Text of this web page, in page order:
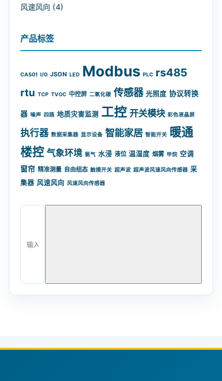
风速风向 (4)
产品标签
CAS01 I/O JSON LED Modbus PLC rs485
rtu TCP TVOC 中控屏 二氧化碳 传感器 光照度 协议转换
器 噪声 四路 地质灾害监测 工控 开关模块 彩色液晶屏
执行器 数据采集器 显示设备 智能家居 智能开关 暖通
楼控 气象环境 氨气 水浸 液位 温湿度 烟雾 甲烷 空调
窗帘 精准测量 自由组态 触摸开关 超声波 超声波风速风向传感器 采
集器 风速风向 风速风向传感器